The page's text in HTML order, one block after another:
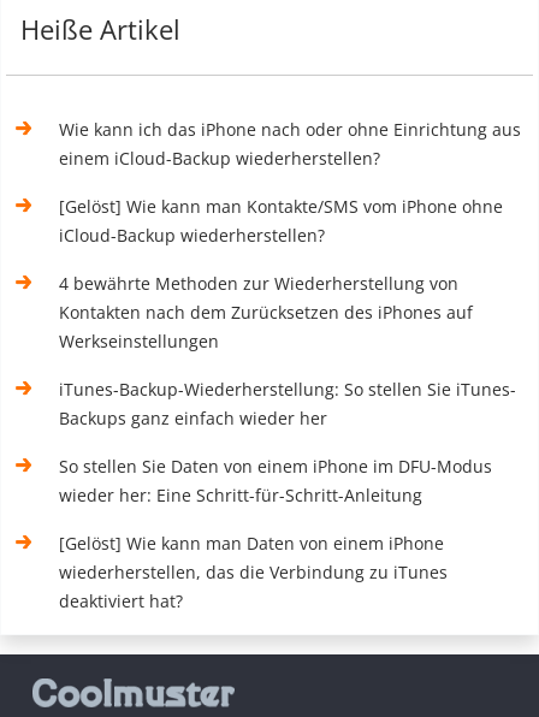
Heiße Artikel
Wie kann ich das iPhone nach oder ohne Einrichtung aus
einem iCloud-Backup wiederherstellen?
[Gelöst] Wie kann man Kontakte/SMS vom iPhone ohne
iCloud-Backup wiederherstellen?
4 bewährte Methoden zur Wiederherstellung von
Kontakten nach dem Zurücksetzen des iPhones auf
Werkseinstellungen
iTunes-Backup-Wiederherstellung: So stellen Sie iTunes-
Backups ganz einfach wieder her
So stellen Sie Daten von einem iPhone im DFU-Modus
wieder her: Eine Schritt-für-Schritt-Anleitung
[Gelöst] Wie kann man Daten von einem iPhone
wiederherstellen, das die Verbindung zu iTunes
deaktiviert hat?